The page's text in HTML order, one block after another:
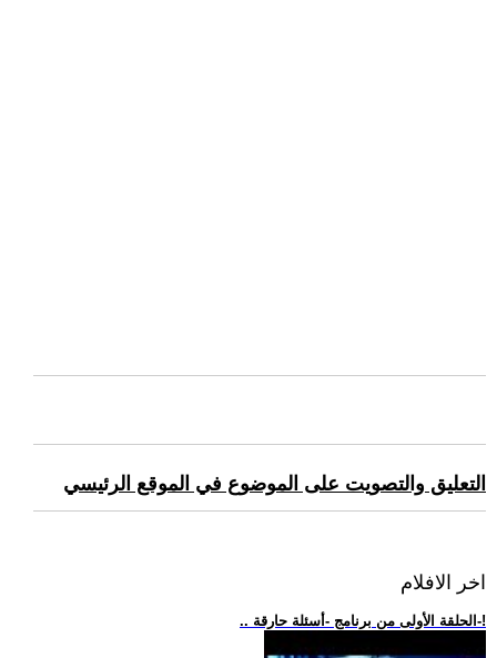
التعليق والتصويت على الموضوع في الموقع الرئيسي
اخر الافلام
.. الحلقة الأولى من برنامج -أسئلة حارقة-!